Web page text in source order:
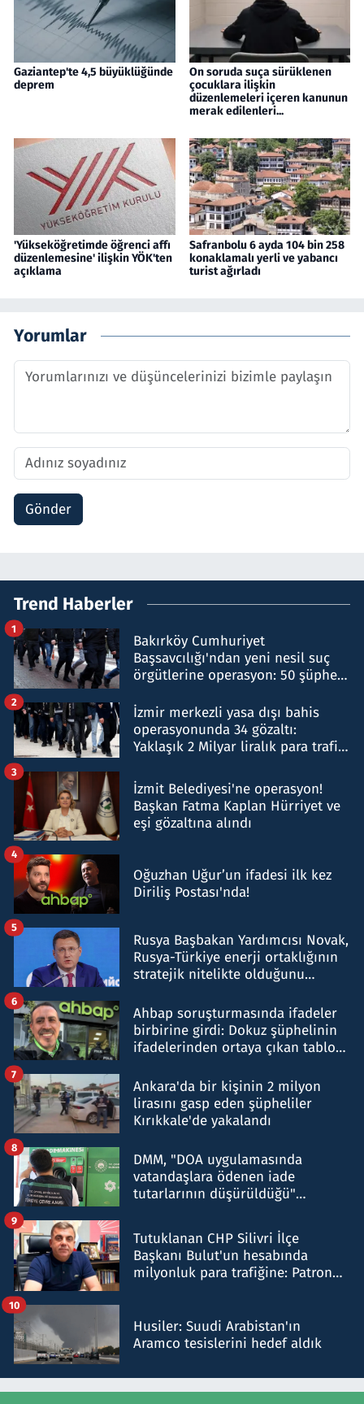
Gaziantep'te 4,5 büyüklüğünde
deprem
On soruda suça sürüklenen
çocuklara ilişkin
düzenlemeleri içeren kanunun
merak edilenleri...
'Yükseköğretimde öğrenci affı
düzenlemesine' ilişkin YÖK'ten
açıklama
Safranbolu 6 ayda 104 bin 258
konaklamalı yerli ve yabancı
turist ağırladı
Yorumlar
Gönder
Trend Haberler
Bakırköy Cumhuriyet
Başsavcılığı'ndan yeni nesil suç
örgütlerine operasyon: 50 şüpheli
1
İzmir merkezli yasa dışı bahis
operasyonunda 34 gözaltı:
Yaklaşık 2 Milyar liralık para trafiği
2
İzmit Belediyesi'ne operasyon!
Başkan Fatma Kaplan Hürriyet ve
eşi gözaltına alındı
3
Oğuzhan Uğur’un ifadesi ilk kez
Diriliş Postası'nda!
4
Rusya Başbakan Yardımcısı Novak,
Rusya-Türkiye enerji ortaklığının
stratejik nitelikte olduğunu
5
Ahbap soruşturmasında ifadeler
birbirine girdi: Dokuz şüphelinin
ifadelerinden ortaya çıkan tablo
6
Ankara'da bir kişinin 2 milyon
lirasını gasp eden şüpheliler
Kırıkkale'de yakalandı
7
DMM, "DOA uygulamasında
vatandaşlara ödenen iade
tutarlarının düşürüldüğü"
8
Tutuklanan CHP Silivri İlçe
Başkanı Bulut'un hesabında
milyonluk para trafiğine: Patron
9
Husiler: Suudi Arabistan'ın
Aramco tesislerini hedef aldık
10